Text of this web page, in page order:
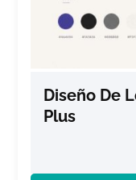
Diseño De
Plus